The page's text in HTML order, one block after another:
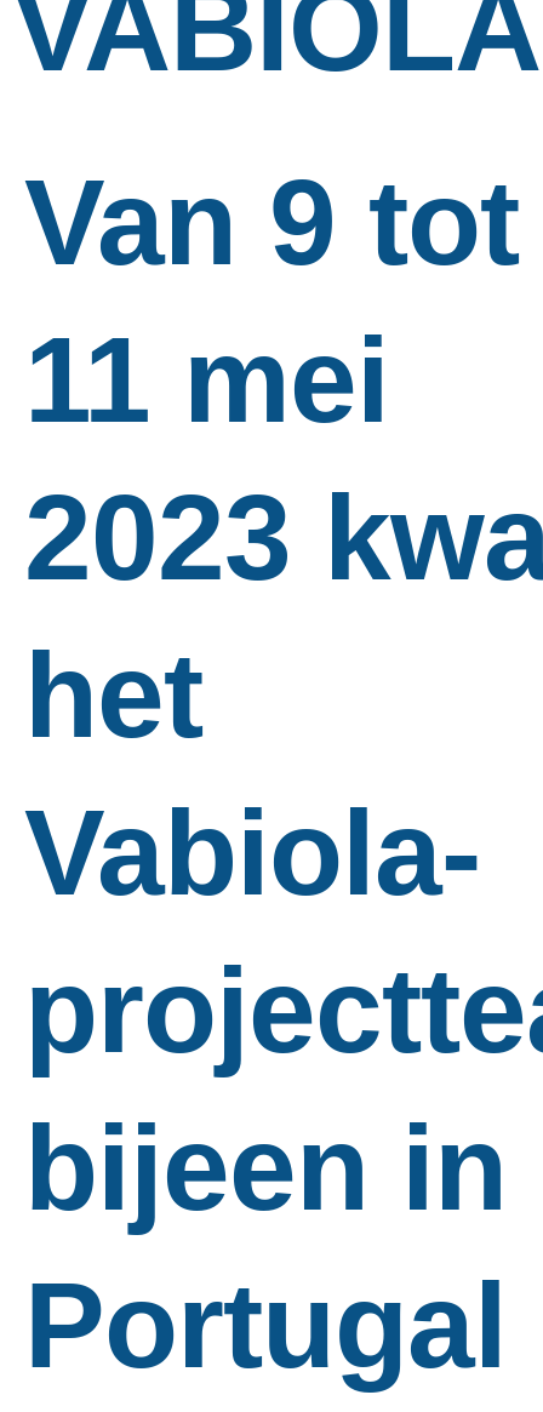
VABIOLA
Van 9 tot
11 mei
2023
het
Vabiola-
bijeen in
Portugal